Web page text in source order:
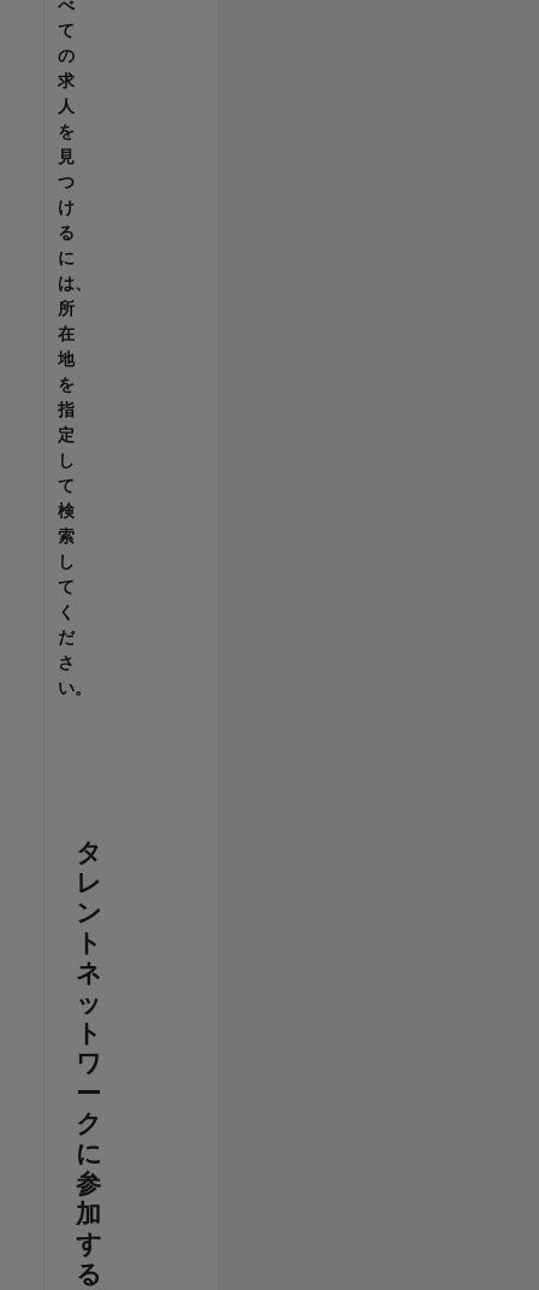
べ
て
の
求
人
を
見
つ
け
る
に
は、
所
在
地
を
指
定
し
て
検
索
し
て
く
だ
さ
い。
タ
レ
ン
ト
ネ
ッ
ト
ワ
ー
ク
に
参
加
す
る